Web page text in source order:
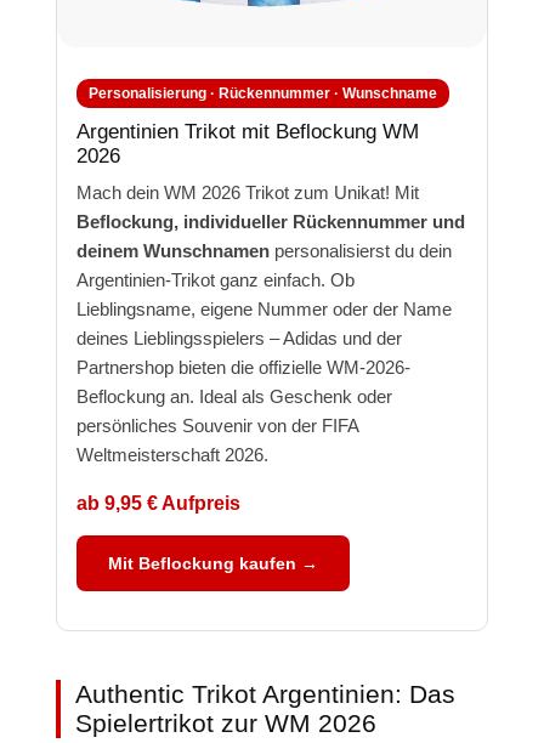
Personalisierung · Rückennummer · Wunschname
Argentinien Trikot mit Beflockung WM
2026
Mach dein WM 2026 Trikot zum Unikat! Mit
Beflockung, individueller Rückennummer und
deinem Wunschnamen personalisierst du dein
Argentinien-Trikot ganz einfach. Ob
Lieblingsname, eigene Nummer oder der Name
deines Lieblingsspielers – Adidas und der
Partnershop bieten die offizielle WM-2026-
Beflockung an. Ideal als Geschenk oder
persönliches Souvenir von der FIFA
Weltmeisterschaft 2026.
ab 9,95 € Aufpreis
Mit Beflockung kaufen →
Authentic Trikot Argentinien: Das
Spielertrikot zur WM 2026